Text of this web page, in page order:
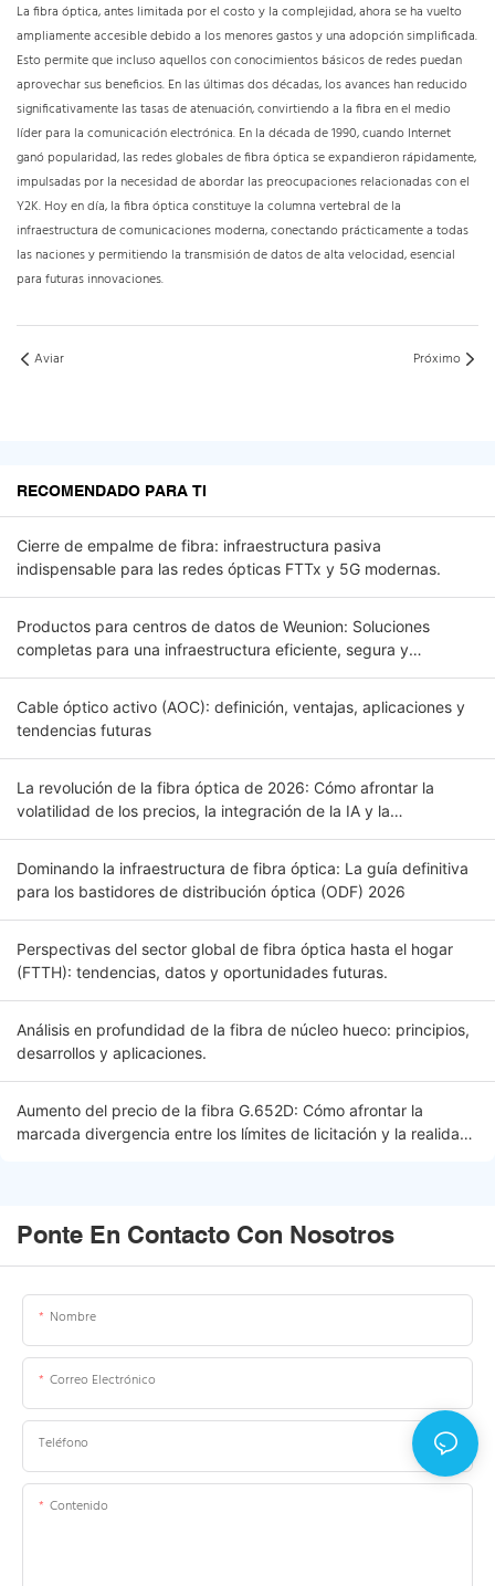
La fibra óptica, antes limitada por el costo y la complejidad, ahora se ha vuelto
ampliamente accesible debido a los menores gastos y una adopción simplificada.
Esto permite que incluso aquellos con conocimientos básicos de redes puedan
aprovechar sus beneficios. En las últimas dos décadas, los avances han reducido
significativamente las tasas de atenuación, convirtiendo a la fibra en el medio
líder para la comunicación electrónica. En la década de 1990, cuando Internet
ganó popularidad, las redes globales de fibra óptica se expandieron rápidamente,
impulsadas por la necesidad de abordar las preocupaciones relacionadas con el
Y2K. Hoy en día, la fibra óptica constituye la columna vertebral de la
infraestructura de comunicaciones moderna, conectando prácticamente a todas
las naciones y permitiendo la transmisión de datos de alta velocidad, esencial
para futuras innovaciones.
Aviar Próximo
RECOMENDADO PARA TI
Cierre de empalme de fibra: infraestructura pasiva
indispensable para las redes ópticas FTTx y 5G modernas.
Productos para centros de datos de Weunion: Soluciones
completas para una infraestructura eficiente, segura y
Cable óptico activo (AOC): definición, ventajas, aplicaciones y
tendencias futuras
La revolución de la fibra óptica de 2026: Cómo afrontar la
volatilidad de los precios, la integración de la IA y la
Dominando la infraestructura de fibra óptica: La guía definitiva
para los bastidores de distribución óptica (ODF) 2026
Perspectivas del sector global de fibra óptica hasta el hogar
(FTTH): tendencias, datos y oportunidades futuras.
Análisis en profundidad de la fibra de núcleo hueco: principios,
desarrollos y aplicaciones.
Aumento del precio de la fibra G.652D: Cómo afrontar la
marcada divergencia entre los límites de licitación y la realidad
Ponte En Contacto Con Nosotros
Nombre
Correo Electrónico
Teléfono
Contenido